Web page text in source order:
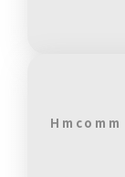
Hmcomm